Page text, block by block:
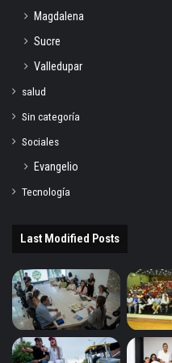
Magdalena
Sucre
Valledupar
salud
Sin categoría
Sociales
Evangelio
Tecnología
Last Modified Posts